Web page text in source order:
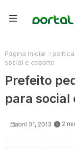
Página inicial política
social e esporte
Prefeito
para social
abril 01, 2013 2